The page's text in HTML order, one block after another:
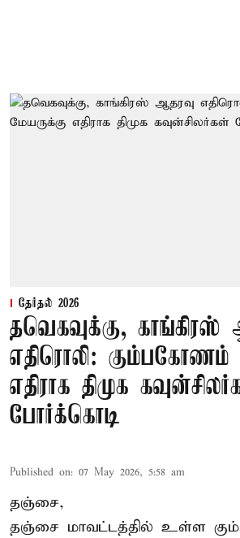
தேர்தல் 2026
தவெகவுக்கு, காங்கிரஸ்
எதிரொலி: கும்பகோணம்
எதிராக திமுக
போர்க்கொடி
Published on: 07 May 2026, 5:58 am
தஞ்சை,
தஞ்சை மாவட்டத்தில் உள்ள